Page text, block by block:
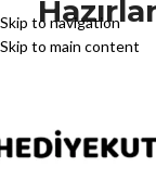
Skip to navigation
Skip to main content